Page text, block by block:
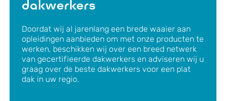
dakwerkers
Doordat wij al jarenlang een brede waaier aan
opleidingen aanbieden om met onze producten te
werken, beschikken wij over een breed netwerk
van gecertifieerde dakwerkers en adviseren wij u
graag over de beste dakwerkers voor een plat
dak in uw regio.